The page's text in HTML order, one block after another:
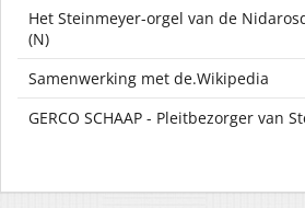
Het Steinmeyer-orgel van de
(N)
Samenwerking met de.Wikipedia
GERCO SCHAAP - Pleitbezorger van